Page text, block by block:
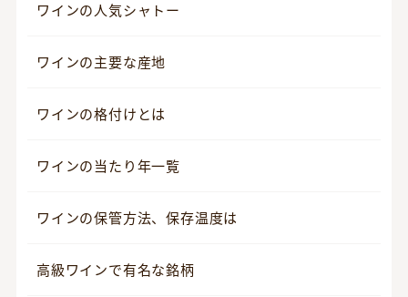
ワインの人気シャトー
ワインの主要な産地
ワインの格付けとは
ワインの当たり年一覧
ワインの保管方法、保存温度は
高級ワインで有名な銘柄